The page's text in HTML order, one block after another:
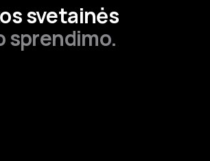
svetainės
sprendimo.